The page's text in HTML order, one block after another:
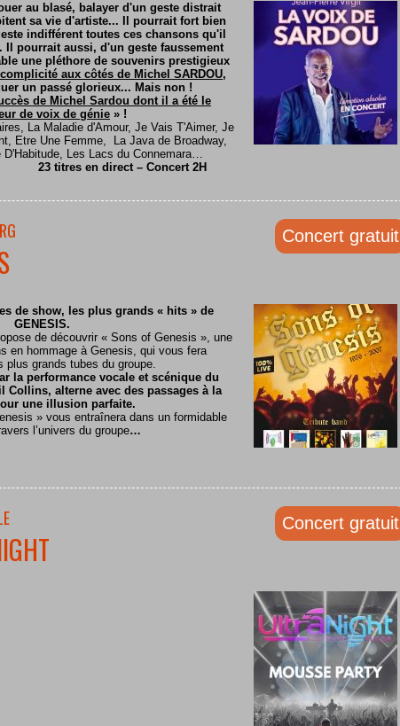
au blasé, balayer d'un geste distrait
sa vie d'artiste... Il pourrait fort bien
indifférent toutes ces chansons qu'il
Il pourrait aussi, d'un geste faussement
une pléthore de souvenirs prestigieux
aux côtés de Michel SARDOU,
un passé glorieux... Mais non !
de Michel Sardou dont il a été le
de voix de génie » !
La Maladie d'Amour, Je Vais T'Aimer, Je
Etre Une Femme, La Java de Broadway,
Les Lacs du Connemara…
23 titres en direct – Concert 2H
Concert gratuit
de show, les plus grands « hits » de
GENESIS.
de découvrir « Sons of Genesis », une
en hommage à Genesis, qui vous fera
plus grands tubes du groupe.
la performance vocale et scénique du
Collins, alterne avec des passages à la
une illusion parfaite.
» vous entraînera dans un formidable
l’univers du groupe…
Concert gratuit